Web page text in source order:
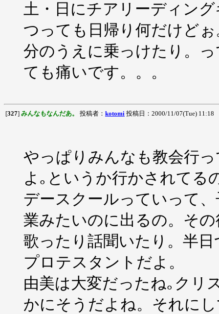
土・日にチアリーディン
つっても日帰り何だけど
分のうえに乗っけたり。
ても痛いです。。。
[327] みんなもなんだあ。 投稿者： kotomi 投稿日：2000/11/07(Tue) 11:18
やっぱりみんなも教会行
よ｡というか行かされてる
デースクールっていって
業みたいのに出るの。そ
歌ったり話聞いたり。半
プロテスタントだよ。
由美は大変だったね｡クリ
かにそうだよね。それに